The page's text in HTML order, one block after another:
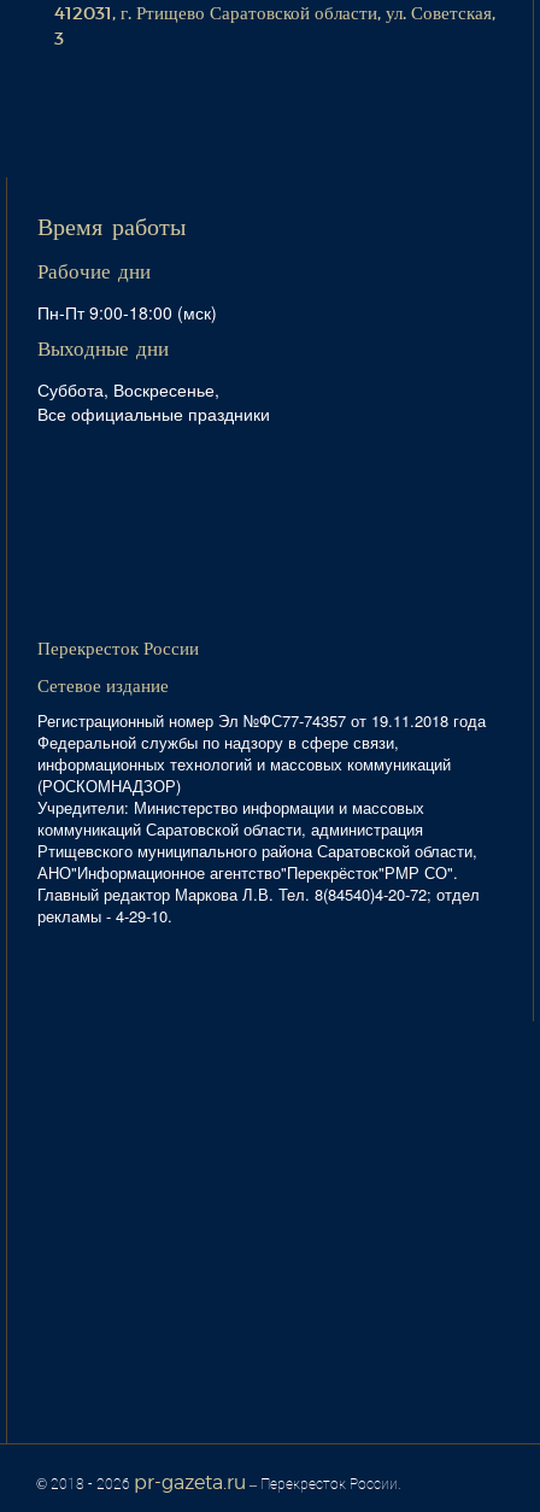
412031, г. Ртищево Саратовской области, ул. Советская,
3
Время работы
Рабочие дни
Пн-Пт 9:00-18:00 (мск)
Выходные дни
Суббота, Воскресенье,
Все официальные праздники
Перекресток России
Сетевое издание
Регистрационный номер Эл №ФС77-74357 от 19.11.2018 года
Федеральной службы по надзору в сфере связи,
информационных технологий и массовых коммуникаций
(РОСКОМНАДЗОР)
Учредители: Министерство информации и массовых
коммуникаций Саратовской области, администрация
Ртищевского муниципального района Саратовской области,
АНО"Информационное агентство"Перекрёсток"РМР СО".
Главный редактор Маркова Л.В. Тел. 8(84540)4-20-72; отдел
рекламы - 4-29-10.
© 2018 - 2026 pr-gazeta.ru – Перекресток России.